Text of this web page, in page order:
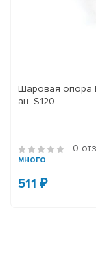
Шаровая опора
ан. S120
0
много
511 ₽